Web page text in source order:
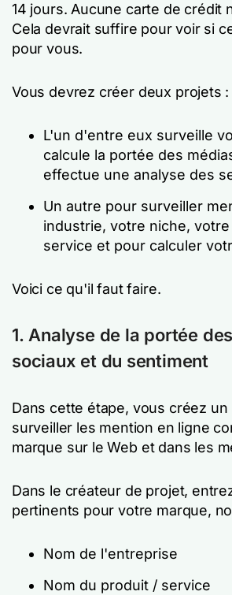
14 jours. Aucune carte de crédit
Cela devrait suffire pour voir si
pour vous.
Vous devrez créer deux projets :
L'un d'entre eux surveille
calcule la portée des
effectue une analyse des
Un autre pour surveiller
industrie, votre niche,
service et pour calculer
Voici ce qu'il faut faire.
1. Analyse de la portée
sociaux et du sentiment
Dans cette étape, vous créez
surveiller les mention en ligne
marque sur le Web et dans les
Dans le créateur de projet,
pertinents pour votre marque,
Nom de l'entreprise
Nom du produit / service